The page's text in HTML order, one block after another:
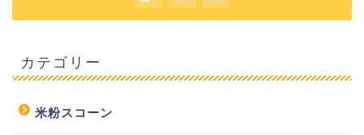
カテゴリー
米粉スコーン